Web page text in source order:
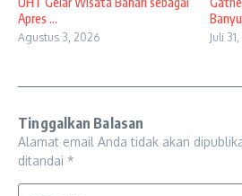
Apres ...
Agustus 3, 2026 Juli
Tinggalkan Balasan
Alamat email Anda tidak akan
ditandai *